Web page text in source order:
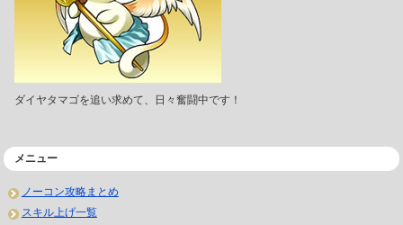
ダイヤタマゴを追い求めて、日々奮闘中です！
メニュー
ノーコン攻略まとめ
スキル上げ一覧